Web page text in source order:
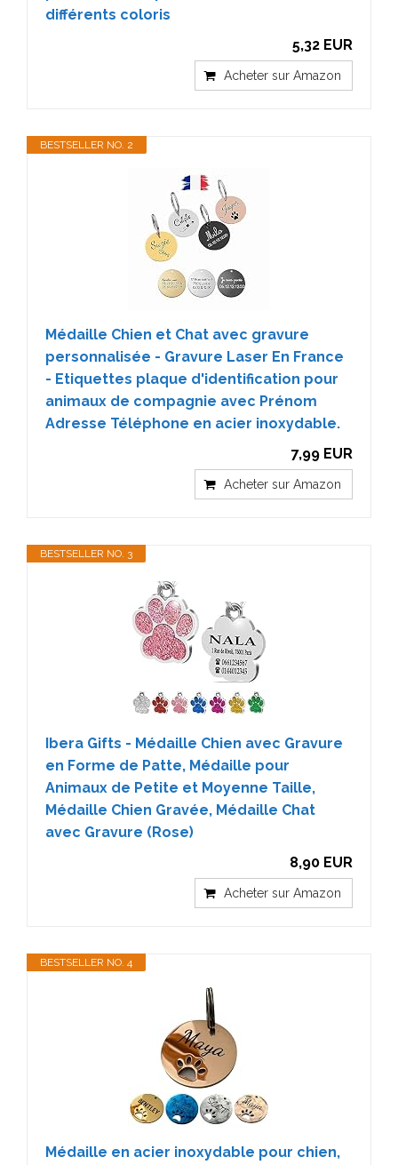
différents coloris
5,32 EUR
Acheter sur Amazon
BESTSELLER NO. 2
Médaille Chien et Chat avec gravure
personnalisée - Gravure Laser En France
- Etiquettes plaque d'identification pour
animaux de compagnie avec Prénom
Adresse Téléphone en acier inoxydable.
7,99 EUR
Acheter sur Amazon
BESTSELLER NO. 3
Ibera Gifts - Médaille Chien avec Gravure
en Forme de Patte, Médaille pour
Animaux de Petite et Moyenne Taille,
Médaille Chien Gravée, Médaille Chat
avec Gravure (Rose)
8,90 EUR
Acheter sur Amazon
BESTSELLER NO. 4
Médaille en acier inoxydable pour chien,